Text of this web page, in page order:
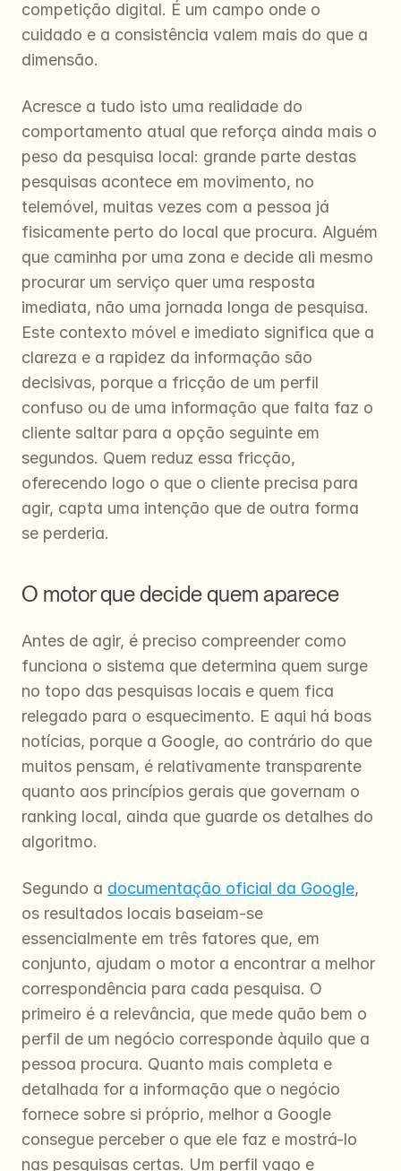
competição digital. É um campo onde o
cuidado e a consistência valem mais do que a
dimensão.
Acresce a tudo isto uma realidade do
comportamento atual que reforça ainda mais o
peso da pesquisa local: grande parte destas
pesquisas acontece em movimento, no
telemóvel, muitas vezes com a pessoa já
fisicamente perto do local que procura. Alguém
que caminha por uma zona e decide ali mesmo
procurar um serviço quer uma resposta
imediata, não uma jornada longa de pesquisa.
Este contexto móvel e imediato significa que a
clareza e a rapidez da informação são
decisivas, porque a fricção de um perfil
confuso ou de uma informação que falta faz o
cliente saltar para a opção seguinte em
segundos. Quem reduz essa fricção,
oferecendo logo o que o cliente precisa para
agir, capta uma intenção que de outra forma
se perderia.
O motor que decide quem aparece
Antes de agir, é preciso compreender como
funciona o sistema que determina quem surge
no topo das pesquisas locais e quem fica
relegado para o esquecimento. E aqui há boas
notícias, porque a Google, ao contrário do que
muitos pensam, é relativamente transparente
quanto aos princípios gerais que governam o
ranking local, ainda que guarde os detalhes do
algoritmo.
Segundo a documentação oficial da Google,
os resultados locais baseiam-se
essencialmente em três fatores que, em
conjunto, ajudam o motor a encontrar a melhor
correspondência para cada pesquisa. O
primeiro é a relevância, que mede quão bem o
perfil de um negócio corresponde àquilo que a
pessoa procura. Quanto mais completa e
detalhada for a informação que o negócio
fornece sobre si próprio, melhor a Google
consegue perceber o que ele faz e mostrá-lo
nas pesquisas certas. Um perfil vago e